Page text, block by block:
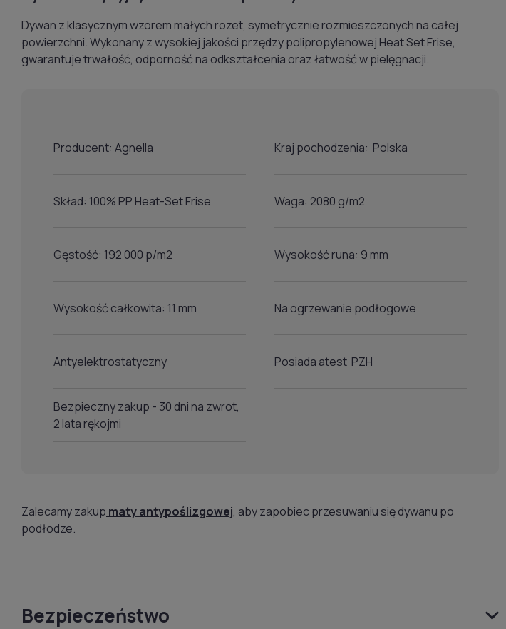
Dywan z klasycznym wzorem małych rozet, symetrycznie rozmieszczonych na całej
powierzchni. Wykonany z wysokiej jakości przędzy polipropylenowej Heat Set Frise,
gwarantuje trwałość, odporność na odkształcenia oraz łatwość w pielęgnacji.
Producent: Agnella Kraj pochodzenia: Polska
Skład: 100% PP Heat-Set Frise Waga: 2080 g/m2
Gęstość: 192 000 p/m2 Wysokość runa: 9 mm
Wysokość całkowita: 11 mm Na ogrzewanie podłogowe
Antyelektrostatyczny Posiada atest PZH
Bezpieczny zakup - 30 dni na zwrot,
2 lata rękojmi
Zalecamy zakup maty antypoślizgowej, aby zapobiec przesuwaniu się dywanu po
podłodze.
Bezpieczeństwo